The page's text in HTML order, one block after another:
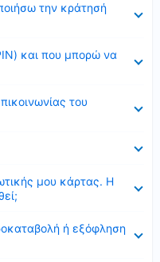
την κράτησή
και που μπορώ να
του
μου κάρτας. Η
ή εξόφληση